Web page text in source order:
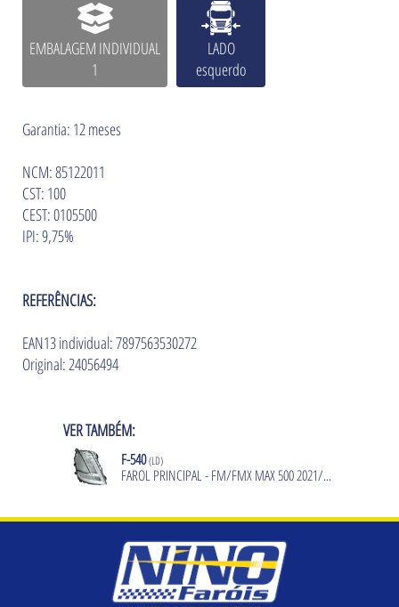
EMBALAGEM INDIVIDUAL
1
LADO
esquerdo
Garantia: 12 meses
NCM: 85122011
CST: 100
CEST: 0105500
IPI: 9,75%
REFERÊNCIAS:
EAN13 individual: 7897563530272
Original: 24056494
VER TAMBÉM:
F-540(LD)
FAROL PRINCIPAL - FM/FMX MAX 500 2021/...